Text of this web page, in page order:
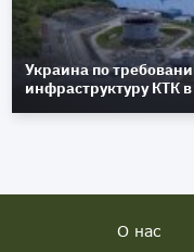
Украина по
инфраструктуру КТК
О нас